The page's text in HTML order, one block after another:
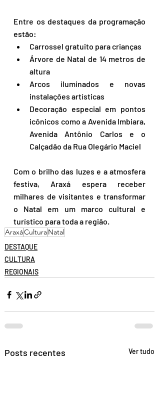
Entre os destaques da programação
estão:
Carrossel gratuito para crianças
Árvore de Natal de 14 metros de
altura
Arcos iluminados e novas
instalações artísticas
Decoração especial em pontos
icônicos como a Avenida Imbiara,
Avenida Antônio Carlos e o
Calçadão da Rua Olegário Maciel
Com o brilho das luzes e a atmosfera
festiva, Araxá espera receber
milhares de visitantes e transformar
o Natal em um marco cultural e
turístico para toda a região.
AraxáCulturaNatal
DESTAQUE
CULTURA
REGIONAIS
Posts recentes Ver tudo